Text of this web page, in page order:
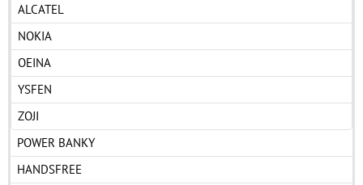
ALCATEL
NOKIA
OEINA
YSFEN
ZOJI
POWER BANKY
HANDSFREE